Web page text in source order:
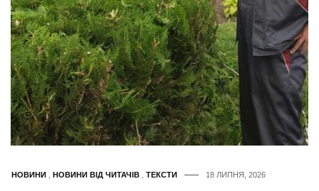
НОВИНИ НОВИНИ ВІД ЧИТАЧІВ ТЕКСТИ 18 ЛИПНЯ, 2026